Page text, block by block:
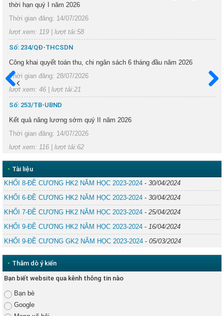
Trước
thời hạn quý I năm 2026
Thời gian đăng: 14/07/2026
lượt xem: 119 | lượt tải:58
Số: 234/QĐ-THCSDN
Công khai quyết toán thu, chi ngân sách 6 tháng đầu năm 2026
Thời gian đăng: 28/07/2026
lượt xem: 46 | lượt tải:21
Số: 253/TB-UBND
Kết quả nâng lương sớm quý II năm 2026
Thời gian đăng: 14/07/2026
lượt xem: 116 | lượt tải:62
• Tài liệu
KHỐI 8-ĐỀ CƯƠNG HK2 NĂM HỌC 2023-2024 - 30/04/2024
KHỐI 6-ĐỀ CƯƠNG HK2 NĂM HỌC 2023-2024 - 30/04/2024
KHỐI 7-ĐỀ CƯƠNG HK2 NĂM HỌC 2023-2024 - 25/04/2024
KHỐI 9-ĐỀ CƯƠNG HK2 NĂM HỌC 2023-2024 - 16/04/2024
KHỐI 9-ĐỀ CƯƠNG GK2 NĂM HỌC 2023-2024 - 05/03/2024
• Thăm dò ý kiến
Bạn biết website qua kênh thông tin nào
Bạn bè
Google